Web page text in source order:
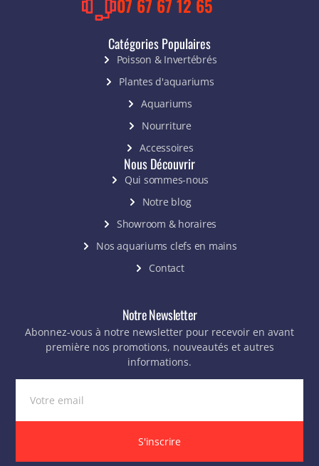
07 67 67 12 65
Catégories Populaires
Poisson & Invertébrés
Plantes d'aquariums
Aquariums
Nourriture
Accessoires
Nous Découvrir
Qui sommes-nous
Notre blog
Showroom & horaires
Nos aquariums clefs en mains
Contact
Notre Newsletter
Abonnez-vous à notre newsletter pour recevoir en avant
première nos promotions, nouveautés et autres
informations.
S'inscrire